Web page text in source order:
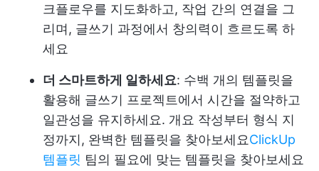
크플로우를 지도화하고, 작업 간의 연결을 그
리며, 글쓰기 과정에서 창의력이 흐르도록 하
세요
더 스마트하게 일하세요: 수백 개의 템플릿을
활용해 글쓰기 프로젝트에서 시간을 절약하고
일관성을 유지하세요. 개요 작성부터 형식 지
정까지, 완벽한 템플릿을 찾아보세요ClickUp
템플릿 팀의 필요에 맞는 템플릿을 찾아보세요